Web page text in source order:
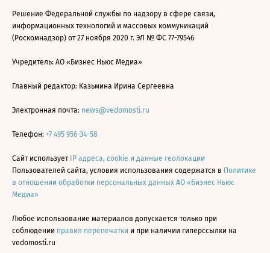
Решение Федеральной службы по надзору в сфере связи,
информационных технологий и массовых коммуникаций
(Роскомнадзор) от 27 ноября 2020 г. ЭЛ № ФС 77-79546
Учредитель: АО «Бизнес Ньюс Медиа»
Главный редактор: Казьмина Ирина Сергеевна
Электронная почта: news@vedomosti.ru
Телефон: +7 495 956-34-58
Сайт использует IP адреса, cookie и данные геолокации
Пользователей сайта, условия использования содержатся в Политике
в отношении обработки персональных данных АО «Бизнес Ньюс
Медиа»
Любое использование материалов допускается только при
соблюдении правил перепечатки и при наличии гиперссылки на
vedomosti.ru